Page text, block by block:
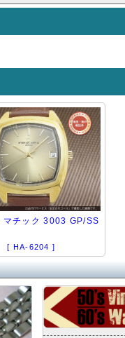
マチック 3003 GP/SS
[ HA-6204 ]